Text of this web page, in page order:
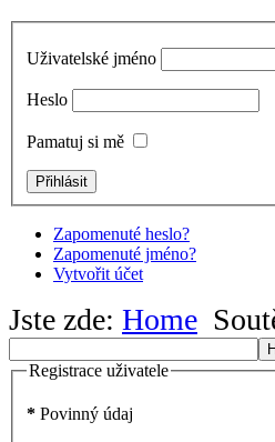
Uživatelské jméno
Heslo
Pamatuj si mě
Zapomenuté heslo?
Zapomenuté jméno?
Vytvořit účet
Jste zde: Home
Registrace uživatele
* Povinný údaj